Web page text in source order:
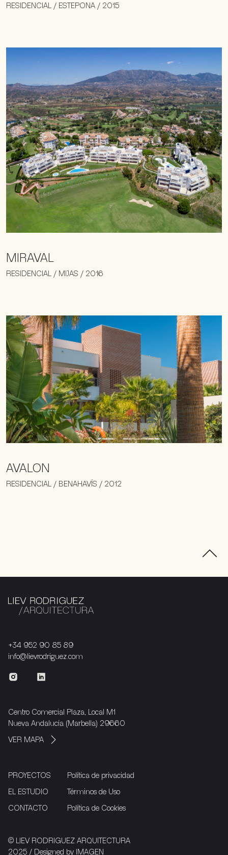
RESIDENCIAL / ESTEPONA / 2015
MIRAVAL
RESIDENCIAL / MIJAS / 2016
AVALON
RESIDENCIAL / BENAHAVÍS / 2012
+34 952 90 85 89
info@lievrodriguez.com
Centro Comercial Plaza, Local M1
Nueva Andalucía (Marbella) 29660
VER MAPA
PROYECTOS
EL ESTUDIO
CONTACTO
Política de privacidad
Términos de Uso
Política de Cookies
© LIEV RODRIGUEZ ARQUITECTURA
2025 / Designed by IMAGEN